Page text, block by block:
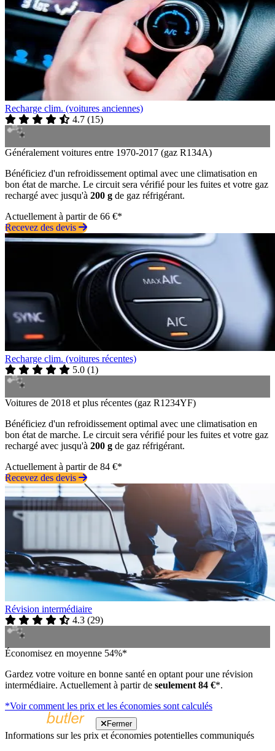
Recharge clim. (voitures anciennes)
4.7 (15)
Généralement voitures entre 1970-2017 (gaz R134A)
Bénéficiez d'un refroidissement optimal avec une climatisation en
bon état de marche. Le circuit sera vérifié pour les fuites et votre gaz
rechargé avec jusqu'à 200 g de gaz réfrigérant.
Actuellement à partir de 66 €*
Recevez des devis
Recharge clim. (voitures récentes)
5.0 (1)
Voitures de 2018 et plus récentes (gaz R1234YF)
Bénéficiez d'un refroidissement optimal avec une climatisation en
bon état de marche. Le circuit sera vérifié pour les fuites et votre gaz
rechargé avec jusqu'à 200 g de gaz réfrigérant.
Actuellement à partir de 84 €*
Recevez des devis
Révision intermédiaire
4.3 (29)
Économisez en moyenne 54%*
Gardez votre voiture en bonne santé en optant pour une révision
intermédiaire. Actuellement à partir de seulement 84 €*.
*Voir comment les prix et les économies sont calculés
Fermer
Informations sur les prix et économies potentielles communiqués